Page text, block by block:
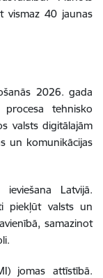
vismaz 40 jaunas
2026. gada
procesa tehnisko
valsts digitālajām
un komunikācijas
Latvijā.
piekļūt valsts un
samazinot
jomas attīstībā.